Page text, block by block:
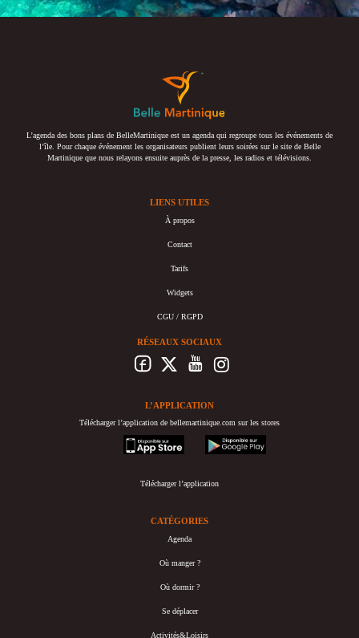
L’agenda des bons plans de BelleMartinique est un agenda qui regroupe tous les événements de
l’île. Pour chaque événement les organisateurs publient leurs soirées sur le site de Belle
Martinique que nous relayons ensuite auprès de la presse, les radios et télévisions.
LIENS UTILES
À propos
Contact
Tarifs
Widgets
CGU / RGPD
RÉSEAUX SOCIAUX
L’APPLICATION
Télécharger l’application de bellemartinique.com sur les stores
appstore
googleplay
Télécharger l’application
CATÉGORIES
Agenda
Où manger ?
Où dormir ?
Se déplacer
Activités&Loisirs